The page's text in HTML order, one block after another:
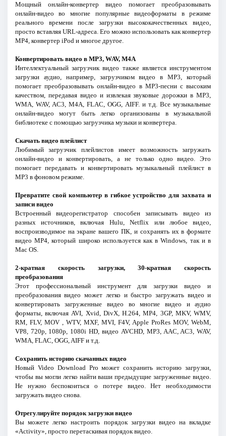
Мощный онлайн-конвертер видео помогает преобразовывать
онлайн-видео во многие популярные видеоформаты в режиме
реального времени после загрузки высококачественных видео,
просто вставляя URL-адреса. Его можно использовать как конвертер
MP4, конвертер iPod и многое другое.
Конвертировать видео в MP3, WAV, M4A
Интеллектуальный загрузчик видео также является инструментом
загрузки аудио, например, загрузчиком видео в MP3, который
помогает преобразовывать онлайн-видео в MP3-песни с высоким
качеством, передавая видео и извлекая звуковые дорожки в MP3,
WMA, WAV, AC3, M4A, FLAC, OGG, AIFF. и т.д. Все музыкальные
онлайн-видео могут быть легко организованы в музыкальной
библиотеке с помощью загрузчика музыки и конвертера.
Скачать видео плейлист
Любимый загрузчик плейлистов имеет возможность загружать
онлайн-видео и конвертировать, а не только одно видео. Это
помогает передавать и конвертировать музыкальный плейлист в
MP3 в фоновом режиме.
Превратите свой компьютер в гибкое устройство для захвата и
записи видео
Встроенный видеорегистратор способен записывать видео из
разных источников, включая Hulu, Netflix или любое видео,
воспроизводимое на экране вашего ПК, и сохранять их в формате
видео MP4, который широко используется как в Windows, так и в
Mac OS.
2-кратная скорость загрузки, 30-кратная скорость
преобразования
Этот профессиональный инструмент для загрузки видео и
преобразования видео может легко и быстро загружать видео и
конвертировать загруженные видео во многие видео и аудио
форматы, включая AVI, Xvid, DivX, H.264, MP4, 3GP, MKV, WMV,
RM, FLV, MOV , WTV, MXF, MVI, F4V, Apple ProRes MOV, WebM,
VP8, 720p, 1080p, 1080i HD, видео AVCHD, MP3, AAC, AC3, WAV,
WMA, FLAC, OGG, AIFF и т.д.
Сохранить историю скачанных видео
Новый Video Download Pro может сохранить историю загрузки,
чтобы вы могли легко найти ваши предыдущие загруженные видео.
Не нужно беспокоиться о потере видео. Нет необходимости
загружать видео снова.
Отрегулируйте порядок загрузки видео
Вы можете легко настроить порядок загрузки видео на вкладке
«Activity», просто перетаскивая порядок видео.